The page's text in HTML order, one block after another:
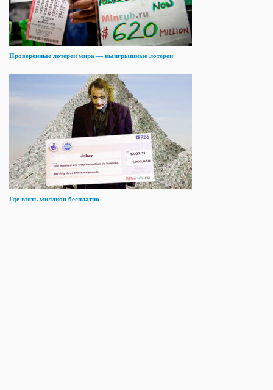
Проверенные лотереи мира — выигрышные лотереи
Где взять миллион бесплатно